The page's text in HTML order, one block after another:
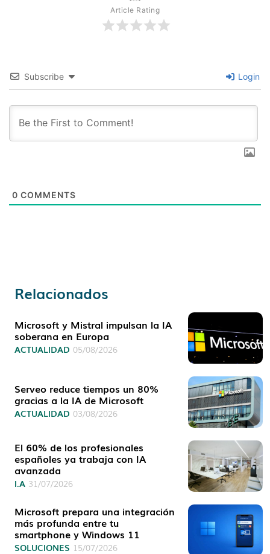
Article Rating
Subscribe Login
0 COMMENTS
Relacionados
Microsoft y Mistral impulsan la IA
soberana en Europa
ACTUALIDAD 05/08/2026
Serveo reduce tiempos un 80%
gracias a la IA de Microsoft
ACTUALIDAD 03/08/2026
El 60% de los profesionales
españoles ya trabaja con IA
avanzada
I.A 31/07/2026
Microsoft prepara una integración
más profunda entre tu
smartphone y Windows 11
SOLUCIONES 15/07/2026